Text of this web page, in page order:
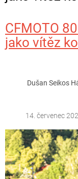
CFMOTO
jako vítěz
Dušan Seikos
14. červenec